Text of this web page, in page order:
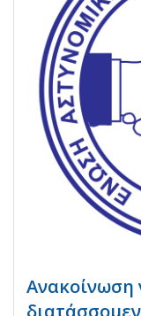
Ανακοίνωση